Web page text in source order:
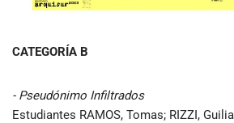
CATEGORÍA B
- Pseudónimo Infiltrados
Estudiantes RAMOS, Tomas; RIZZI,